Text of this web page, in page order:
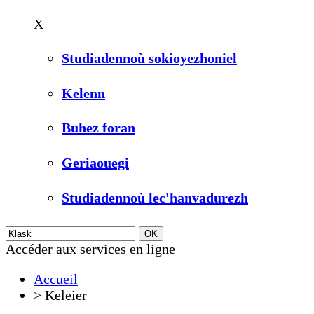
X
Studiadennoù sokioyezhoniel
Kelenn
Buhez foran
Geriaouegi
Studiadennoù lec'hanvadurezh
Accéder aux services en ligne
Accueil
> Keleier